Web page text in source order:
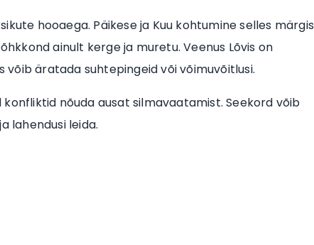
hooaega. Päikese ja Kuu kohtumine selles märgis
ainult kerge ja muretu. Veenus Lõvis on
võib äratada suhtepingeid või võimuvõitlusi.
nõuda ausat silmavaatamist. Seekord võib
lahendusi leida.